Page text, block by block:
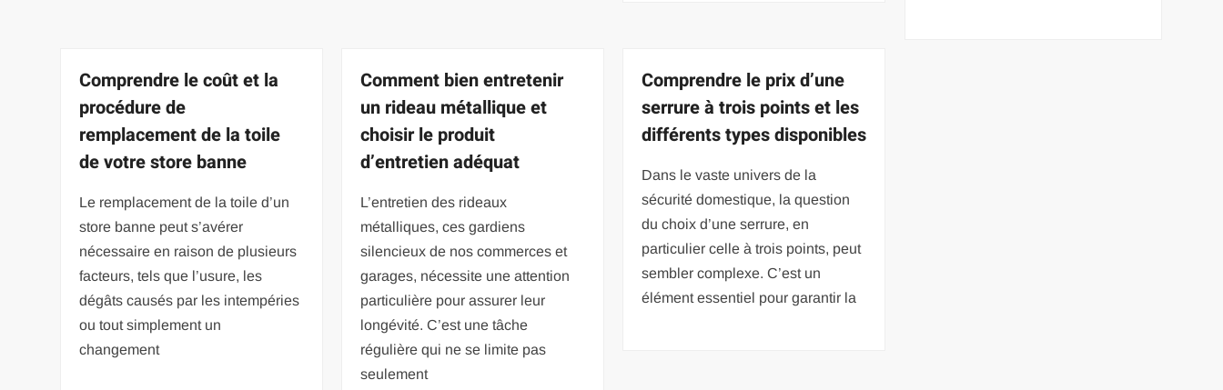
Comprendre le coût et la
procédure de
remplacement de la toile
de votre store banne
Le remplacement de la toile d’un
store banne peut s’avérer
nécessaire en raison de plusieurs
facteurs, tels que l’usure, les
dégâts causés par les intempéries
ou tout simplement un
changement
Comment bien entretenir
un rideau métallique et
choisir le produit
d’entretien adéquat
L’entretien des rideaux
métalliques, ces gardiens
silencieux de nos commerces et
garages, nécessite une attention
particulière pour assurer leur
longévité. C’est une tâche
régulière qui ne se limite pas
seulement
Comprendre le prix d’une
serrure à trois points et les
différents types disponibles
Dans le vaste univers de la
sécurité domestique, la question
du choix d’une serrure, en
particulier celle à trois points, peut
sembler complexe. C’est un
élément essentiel pour garantir la